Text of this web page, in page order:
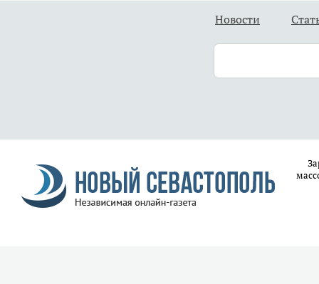
Новости